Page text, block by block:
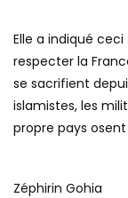
Elle a indiqué ceci
respecter la
se sacrifient
islamistes, les
propre pays
Zéphirin Gohia